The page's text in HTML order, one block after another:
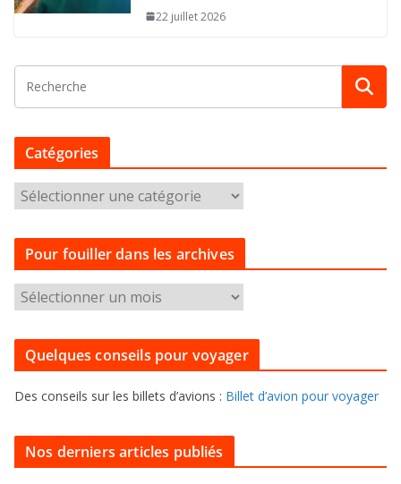
22 juillet 2026
Catégories
a
t
g
e
s
Pour fouiller dans les archives
o
u
o
l
Quelques conseils pour voyager
Des conseils sur les billets d’avions : Billet d’avion pour voyager
Nos derniers articles publiés